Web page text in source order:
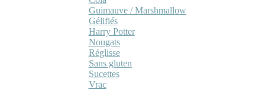
Guimauve / Marshmallow
Gélifiés
Harry Potter
Nougats
Réglisse
Sans gluten
Sucettes
Vrac